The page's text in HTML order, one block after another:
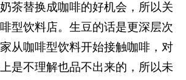
茶替换成咖啡的好机会，所以关
型饮料店。生豆的话是更深层次
从咖啡型饮料开始接触咖啡，对
是不理解也品不出来的，所以未